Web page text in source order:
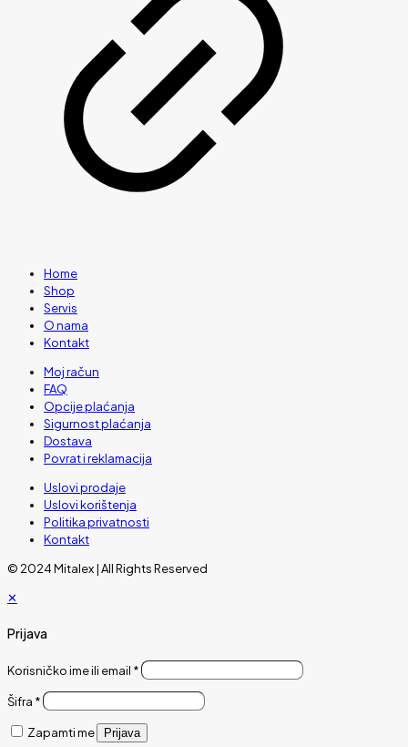
Home
Shop
Servis
O nama
Kontakt
Moj račun
FAQ
Opcije plaćanja
Sigurnost plaćanja
Dostava
Povrat i reklamacija
Uslovi prodaje
Uslovi korištenja
Politika privatnosti
Kontakt
© 2024 Mitalex | All Rights Reserved
✕
Prijava
Korisničko ime ili email *
Šifra *
Zapamti me Prijava